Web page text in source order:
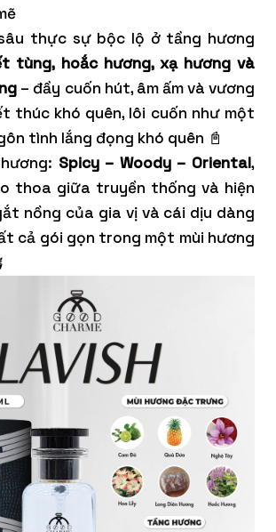
thực sự bộc lộ ở tầng hương
tùng, hoắc hương, xạ hương và
– đầy cuốn hút, âm ấm và vương
thúc khó quên, lôi cuốn như một
tình lắng đọng khó quên 📓
Spicy – Woody – Oriental,
thoa giữa truyền thống và hiện
nồng của gia vị và cái dịu dàng
cả gói gọn trong một mùi hương